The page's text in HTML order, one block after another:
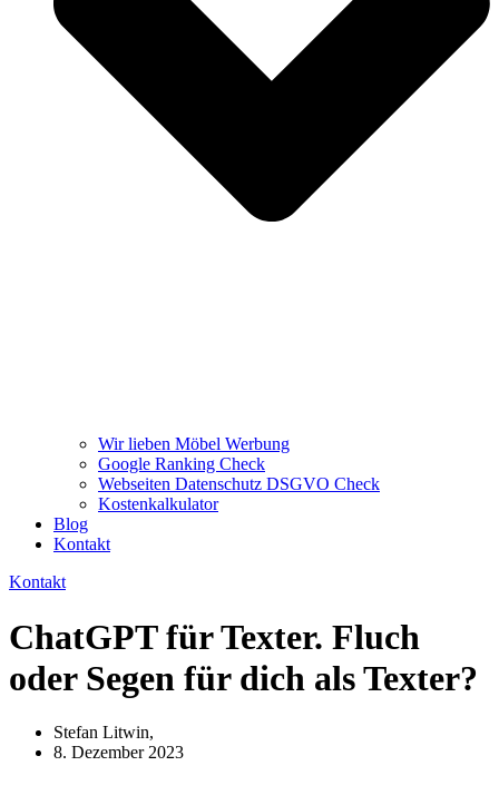
Wir lieben Möbel Werbung
Google Ranking Check
Webseiten Datenschutz DSGVO Check
Kostenkalkulator
Blog
Kontakt
Kontakt
ChatGPT für Texter. Fluch
oder Segen für dich als Texter?
Stefan Litwin,
8. Dezember 2023